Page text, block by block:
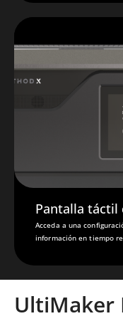
Pantalla táctil
Acceda a una
información en tiempo
UltiMaker